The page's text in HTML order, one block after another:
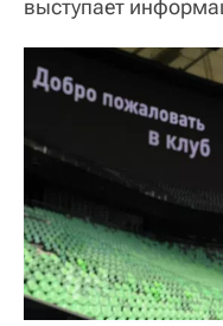
выступает